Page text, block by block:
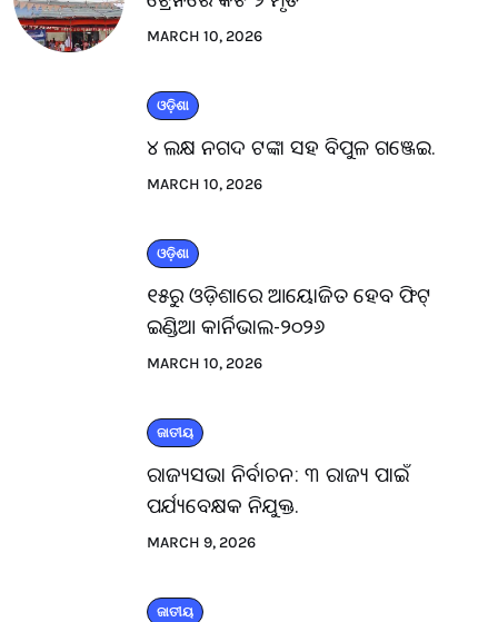
MARCH 10, 2026
ଓଡ଼ିଶା
୪ ଲକ୍ଷ ନଗଦ ଟଙ୍କା ସହ ବିପୁଳ ଗଞ୍ଜେଇ.
MARCH 10, 2026
ଓଡ଼ିଶା
୧୫ରୁ ଓଡ଼ିଶାରେ ଆୟୋଜିତ ହେବ ଫିଟ୍
ଇଣ୍ଡିଆ କାର୍ନିଭାଲ-୨୦୨୬
MARCH 10, 2026
ଜାତୀୟ
ରାଜ୍ୟସଭା ନିର୍ବାଚନ: ୩ ରାଜ୍ୟ ପାଇଁ
ପର୍ଯ୍ୟବେକ୍ଷକ ନିଯୁକ୍ତ.
MARCH 9, 2026
ଜାତୀୟ